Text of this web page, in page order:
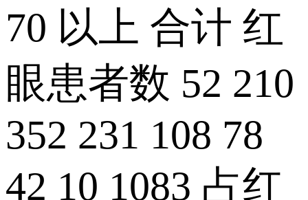
70 以上 合计 红
眼患者数 52 210
352 231 108 78
42 10 1083 占红